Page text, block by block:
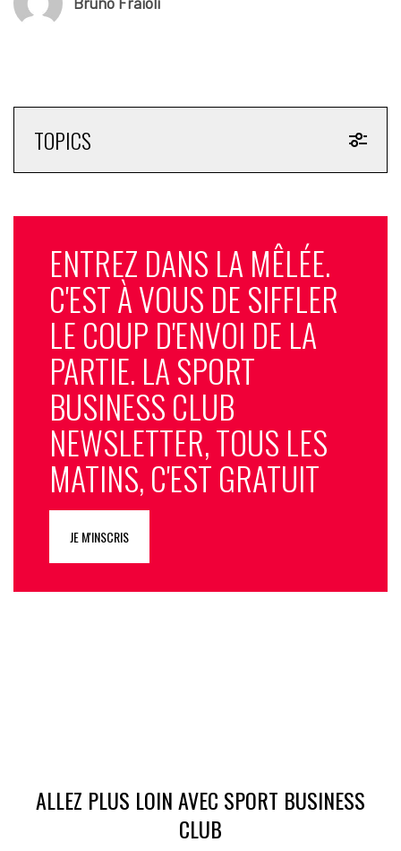
investisseurs n’a pas été dévoilée. Le seul élément précisé
l’ambition de faire d’EA un moteur de l’e-sport mondial. Silver
Lake a mis en avant la solidité financière de l’entreprise, tandis
qu’Affinity Partners, dirigé par Jared Kushner, a insisté sur le
potentiel de croissance internationale.
TOPICS
ENTREZ DANS LA MÊLÉE.
C'EST À VOUS DE SIFFLER
LE COUP D'ENVOI DE LA
PARTIE. LA SPORT
BUSINESS CLUB
NEWSLETTER, TOUS LES
MATINS, C'EST GRATUIT
JE M'INSCRIS
ALLEZ PLUS LOIN AVEC SPORT BUSINESS
CLUB